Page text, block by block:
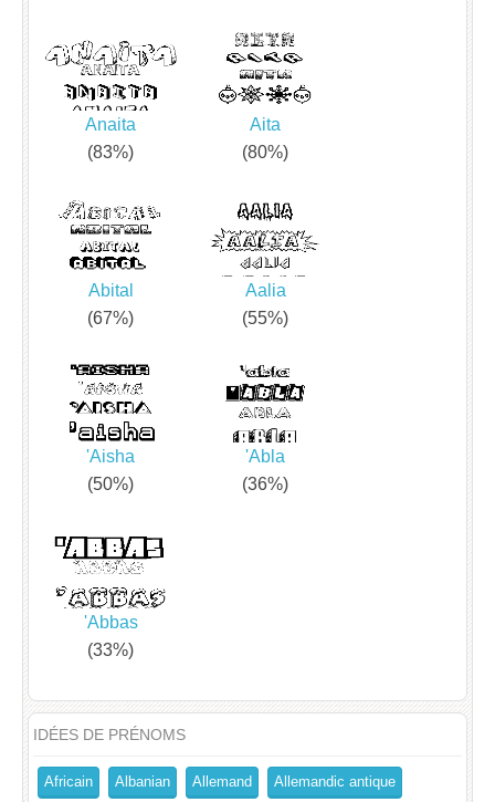
Anaita
(83%)
Aita
(80%)
Abital
(67%)
Aalia
(55%)
'Aisha
(50%)
'Abla
(36%)
'Abbas
(33%)
IDÉES DE PRÉNOMS
Africain Albanian Allemand Allemandic antique